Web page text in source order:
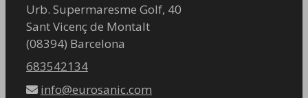
Urb. Supermaresme Golf, 40
Sant Vicenç de Montalt
(08394) Barcelona
683542134
info@eurosanic.com